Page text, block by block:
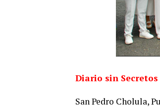
Diario sin Secretos
San Pedro Cholula,